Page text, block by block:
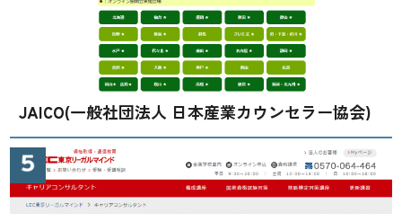
JAICO(一般社団法人 日本産業カウンセラー協会)